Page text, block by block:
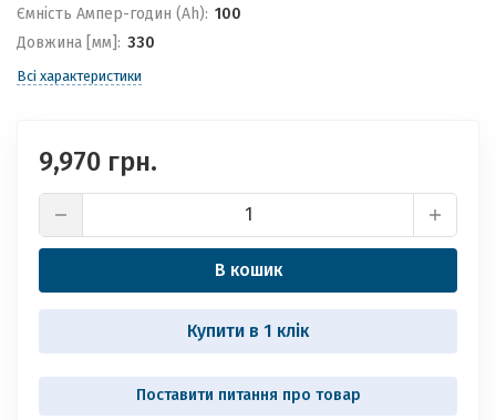
Ємність Ампер-годин (Ah): 100
Довжина [мм]: 330
Всі характеристики
9,970 грн.
В кошик
Купити в 1 клік